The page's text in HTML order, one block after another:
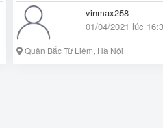
vinmax258
01/04/2021 lúc
Quận Bắc Từ Liêm, Hà Nội